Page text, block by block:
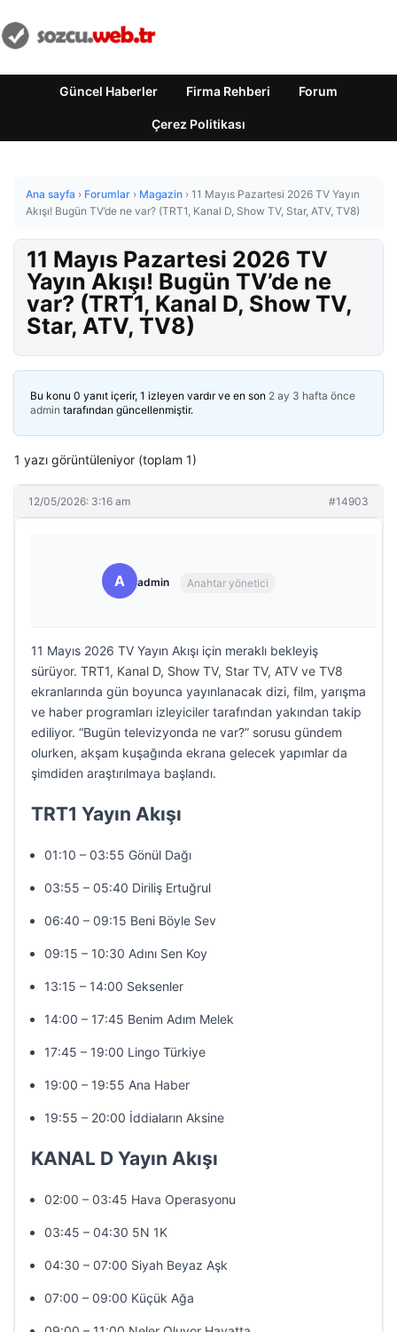
Güncel Haberler Firma Rehberi Forum
Çerez Politikası
Ana sayfa › Forumlar › Magazin › 11 Mayıs Pazartesi 2026 TV Yayın
Akışı! Bugün TV’de ne var? (TRT1, Kanal D, Show TV, Star, ATV, TV8)
11 Mayıs Pazartesi 2026 TV
Yayın Akışı! Bugün TV’de ne
var? (TRT1, Kanal D, Show TV,
Star, ATV, TV8)
Bu konu 0 yanıt içerir, 1 izleyen vardır ve en son 2 ay 3 hafta önce
admin tarafından güncellenmiştir.
1 yazı görüntüleniyor (toplam 1)
12/05/2026: 3:16 am #14903
A admin Anahtar yönetici
11 Mayıs 2026 TV Yayın Akışı için meraklı bekleyiş
sürüyor. TRT1, Kanal D, Show TV, Star TV, ATV ve TV8
ekranlarında gün boyunca yayınlanacak dizi, film, yarışma
ve haber programları izleyiciler tarafından yakından takip
ediliyor. “Bugün televizyonda ne var?” sorusu gündem
olurken, akşam kuşağında ekrana gelecek yapımlar da
şimdiden araştırılmaya başlandı.
TRT1 Yayın Akışı
01:10 – 03:55 Gönül Dağı
03:55 – 05:40 Diriliş Ertuğrul
06:40 – 09:15 Beni Böyle Sev
09:15 – 10:30 Adını Sen Koy
13:15 – 14:00 Seksenler
14:00 – 17:45 Benim Adım Melek
17:45 – 19:00 Lingo Türkiye
19:00 – 19:55 Ana Haber
19:55 – 20:00 İddiaların Aksine
KANAL D Yayın Akışı
02:00 – 03:45 Hava Operasyonu
03:45 – 04:30 5N 1K
04:30 – 07:00 Siyah Beyaz Aşk
07:00 – 09:00 Küçük Ağa